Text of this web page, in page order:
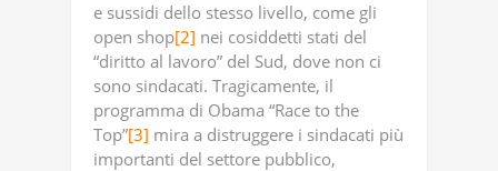
e sussidi dello stesso livello, come gli
open shop[2] nei cosiddetti stati del
“diritto al lavoro” del Sud, dove non ci
sono sindacati. Tragicamente, il
programma di Obama “Race to the
Top”[3] mira a distruggere i sindacati più
importanti del settore pubblico,